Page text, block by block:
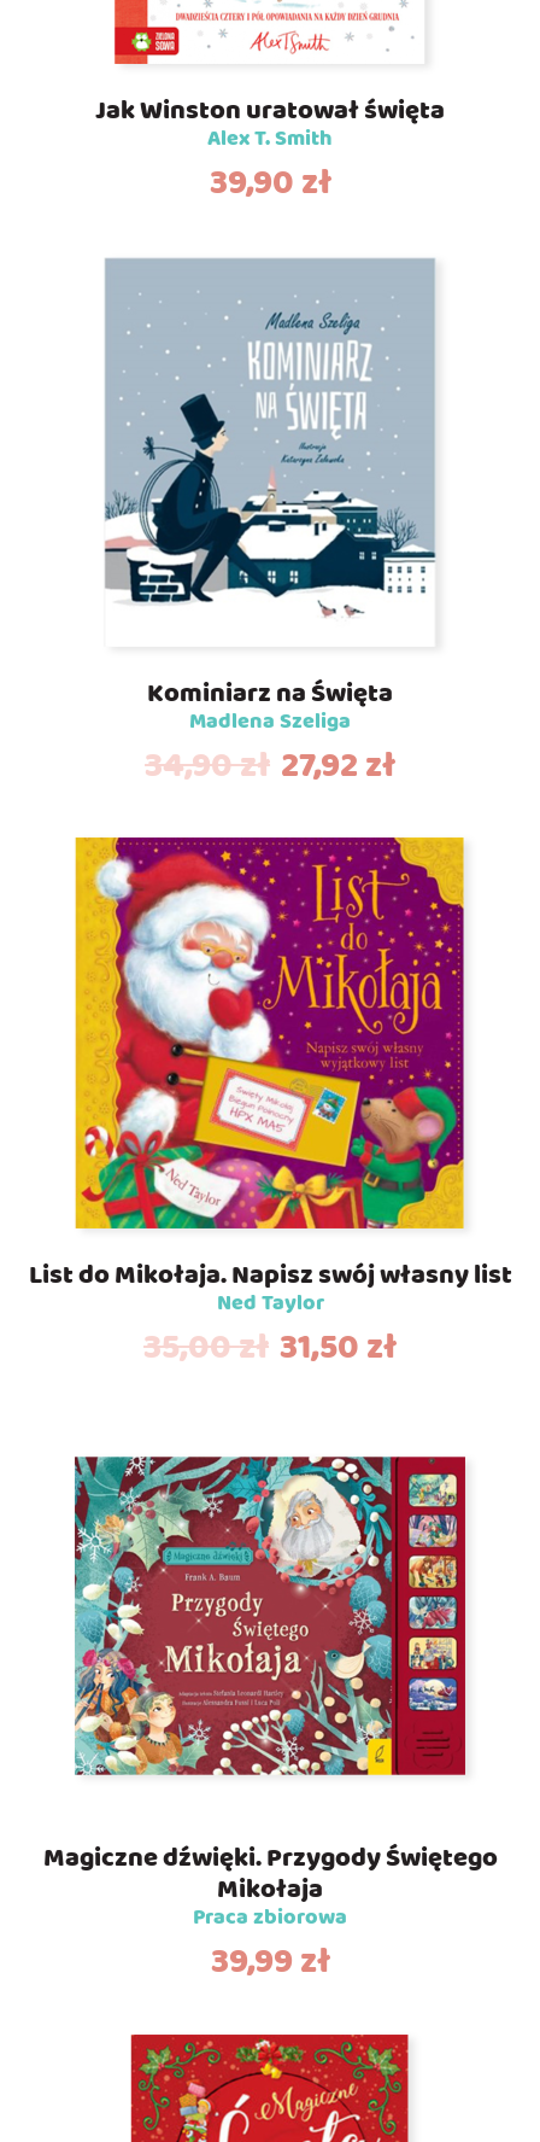
Jak Winston uratował święta
Alex T. Smith
39,90zł
Kominiarz na Święta
Madlena Szeliga
34,90zł 27,92zł
List do Mikołaja. Napisz swój własny list
Ned Taylor
35,00zł 31,50zł
Magiczne dźwięki. Przygody Świętego
Mikołaja
Praca zbiorowa
39,99zł